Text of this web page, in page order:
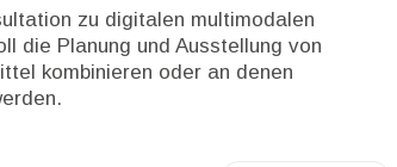
zu digitalen multimodalen
die Planung und Ausstellung von
kombinieren oder an denen